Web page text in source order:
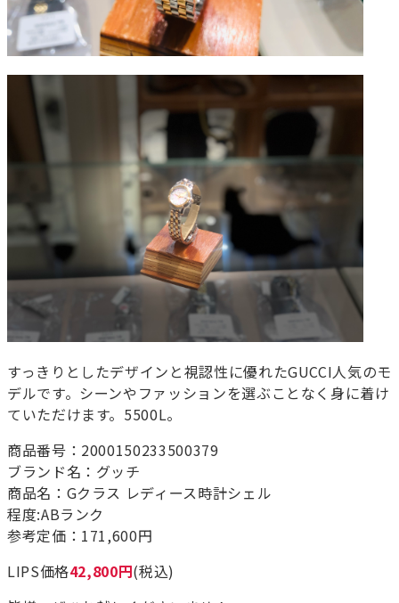
すっきりとしたデザインと視認性に優れたGUCCI人気のモ
デルです。シーンやファッションを選ぶことなく身に着け
ていただけます。5500L。
商品番号：2000150233500379
ブランド名：グッチ
商品名：Gクラス レディース時計シェル
程度:ABランク
参考定価：171,600円
LIPS価格42,800円(税込)